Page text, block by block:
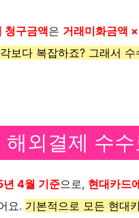
청구금액은 거래미화금액
보다 복잡하죠? 그래서
해외결제 수
4월 기준으로, 현대카드
요. 기본적으로 모든 현대